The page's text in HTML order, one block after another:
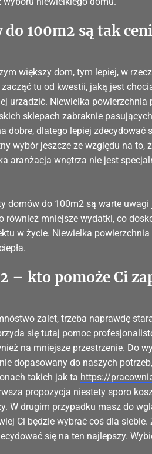
100m2 są tak
większy dom, tym lepiej, w
tu od kwestii, jaką jest
urządzić. Niewielka
sklepach zabraknie
dobre, dlatego lepiej zdecydować
wybór jeszcze ze względu na to,
aranżacja wnętrza nie jest
domów do 100m2 są warte uwagi
mniejsze wydatki, co
w życie. Niewielka
– kto pomoże Ci
zalet, trzeba naprawdę
się tutaj pomoc
na mniejsze przestrzenie. Do
dopasowany do naszych
takich jak ta https://
propozycja niestety sporo
W drugim przypadku masz do
Ci będzie wybrać coś dla siebie.
się na ten najlepszy.